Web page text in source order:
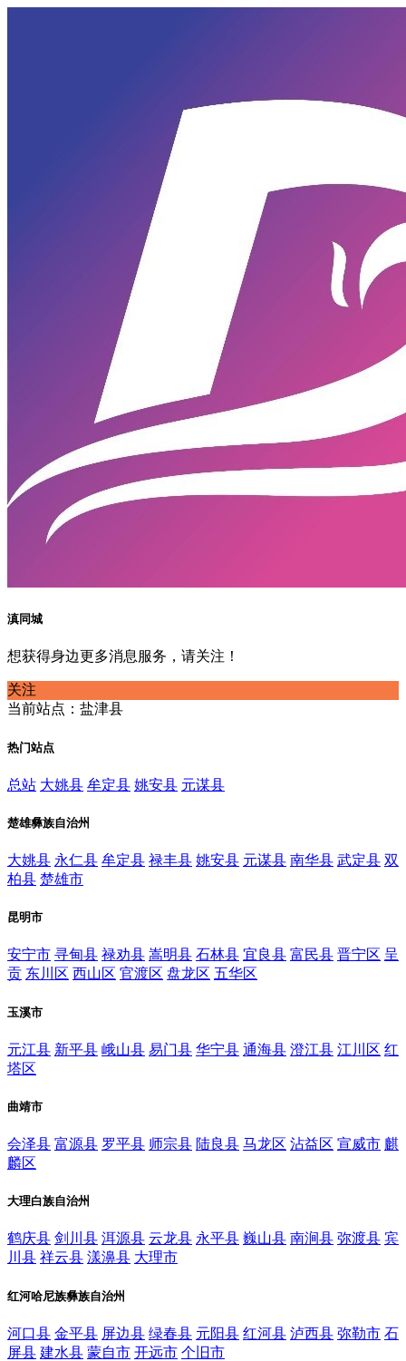
滇同城
想获得身边更多消息服务，请关注！
关注
当前站点：盐津县
热门站点
总站 大姚县 牟定县 姚安县 元谋县
楚雄彝族自治州
大姚县 永仁县 牟定县 禄丰县 姚安县 元谋县 南华县 武定县 双
柏县 楚雄市
昆明市
安宁市 寻甸县 禄劝县 嵩明县 石林县 宜良县 富民县 晋宁区 呈
贡 东川区 西山区 官渡区 盘龙区 五华区
玉溪市
元江县 新平县 峨山县 易门县 华宁县 通海县 澄江县 江川区 红
塔区
曲靖市
会泽县 富源县 罗平县 师宗县 陆良县 马龙区 沾益区 宣威市 麒
麟区
大理白族自治州
鹤庆县 剑川县 洱源县 云龙县 永平县 巍山县 南涧县 弥渡县 宾
川县 祥云县 漾濞县 大理市
红河哈尼族彝族自治州
河口县 金平县 屏边县 绿春县 元阳县 红河县 泸西县 弥勒市 石
屏县 建水县 蒙自市 开远市 个旧市